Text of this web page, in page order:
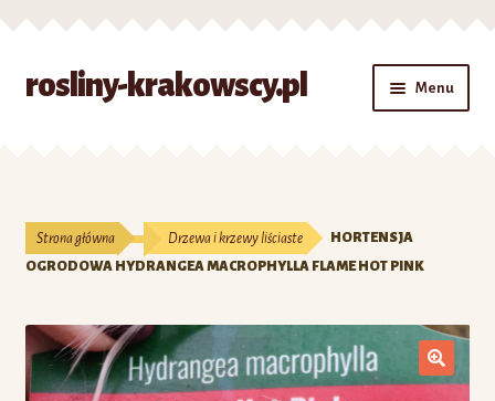
Przejdź
Przejdź
rosliny-krakowscy.pl Menu
Kontakt
Moje konto
Strona główna Drzewa i krzewy liściaste
HORTENSJA
OGRODOWA HYDRANGEA MACROPHYLLA FLAME HOT PINK